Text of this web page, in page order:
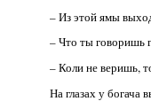
– Из этой ямы
– Что ты говоришь
– Коли не веришь,
На глазах у богача